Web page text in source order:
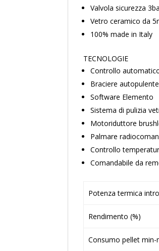
Valvola sicurezza
Vetro ceramico da
100% made in Italy
TECNOLOGIE
Controllo
Braciere autopulente
Software Elemento
Sistema di pulizia
Motoriduttore
Palmare
Controllo
Comandabile da
Potenza termica
Rendimento (%)
Consumo pellet min-